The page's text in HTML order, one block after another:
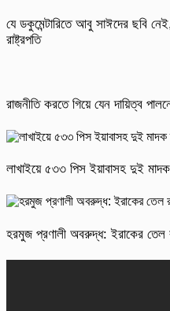
যে ডকুমেন্টারিতে আবু সাঈদের ছবি
রাষ্ট্রপতি
রাজনীতি করতে গিয়ে যেন দায়িত্ব
লাখাইয়ে ৫৩৩ পিস ইয়াবাসহ দুই মাদক
হরমুজ প্রণালী অবরুদ্ধ: ইরাকের তেল